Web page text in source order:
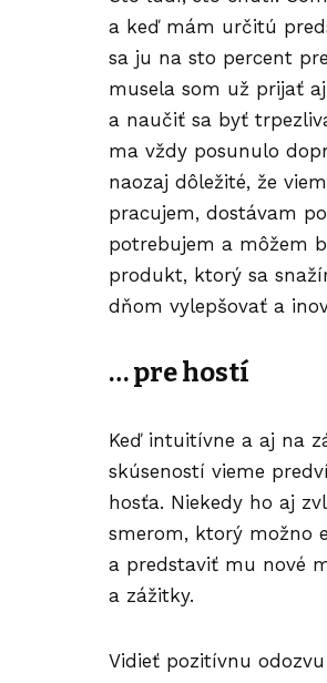
a keď mám určitú
sa ju na sto percent
musela som už prijať
a naučiť sa byť
ma vždy posunulo
naozaj dôležité, že
pracujem, dostávam
potrebujem a môžem
produkt, ktorý sa
dňom vylepšovať a
… pre hostí
Keď intuitívne a aj na
skúseností vieme
hosťa. Niekedy ho aj
smerom, ktorý možno
a predstaviť mu nové
a zážitky.
Vidieť pozitívnu